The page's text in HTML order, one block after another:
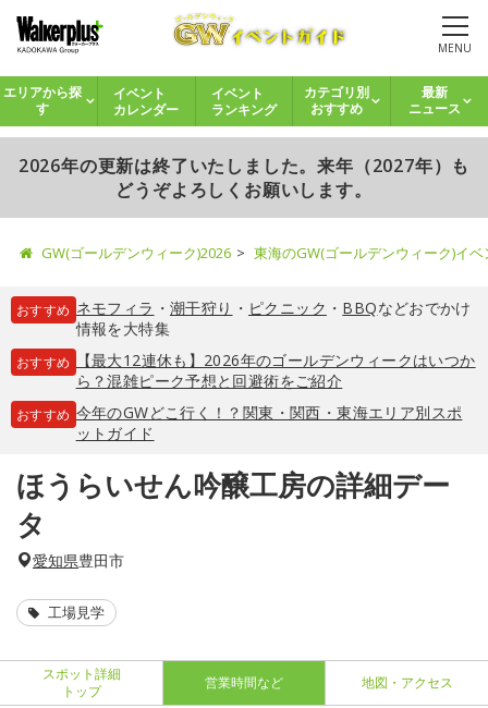
MENU
エリアから探
す
イベント
カレンダー
イベント
ランキング
カテゴリ別
おすすめ
最新
ニュース
2026年の更新は終了いたしました。来年（2027年）も
どうぞよろしくお願いします。
GW(ゴールデンウィーク)2026 東海のGW(ゴールデンウィーク)イ
おすすめ ネモフィラ ・ 潮干狩り ・ ピクニック ・ BBQなどおでかけ
情報を大特集
おすすめ
【最大12連休も】2026年のゴールデンウィークはいつか
ら？混雑ピーク予想と回避術をご紹介
おすすめ 今年のGWどこ行く！？関東・関西・東海エリア別スポ
ットガイド
ほうらいせん吟醸工房の詳細デー
タ
愛知県豊田市
工場見学
スポット詳細
トップ
営業時間など 地図・アクセス